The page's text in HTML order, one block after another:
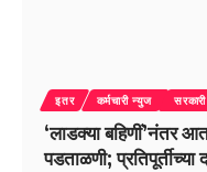
इतर कर्मचारी न्युज
‘लाडक्या बहिणीं’नंतर
पडताळणी;